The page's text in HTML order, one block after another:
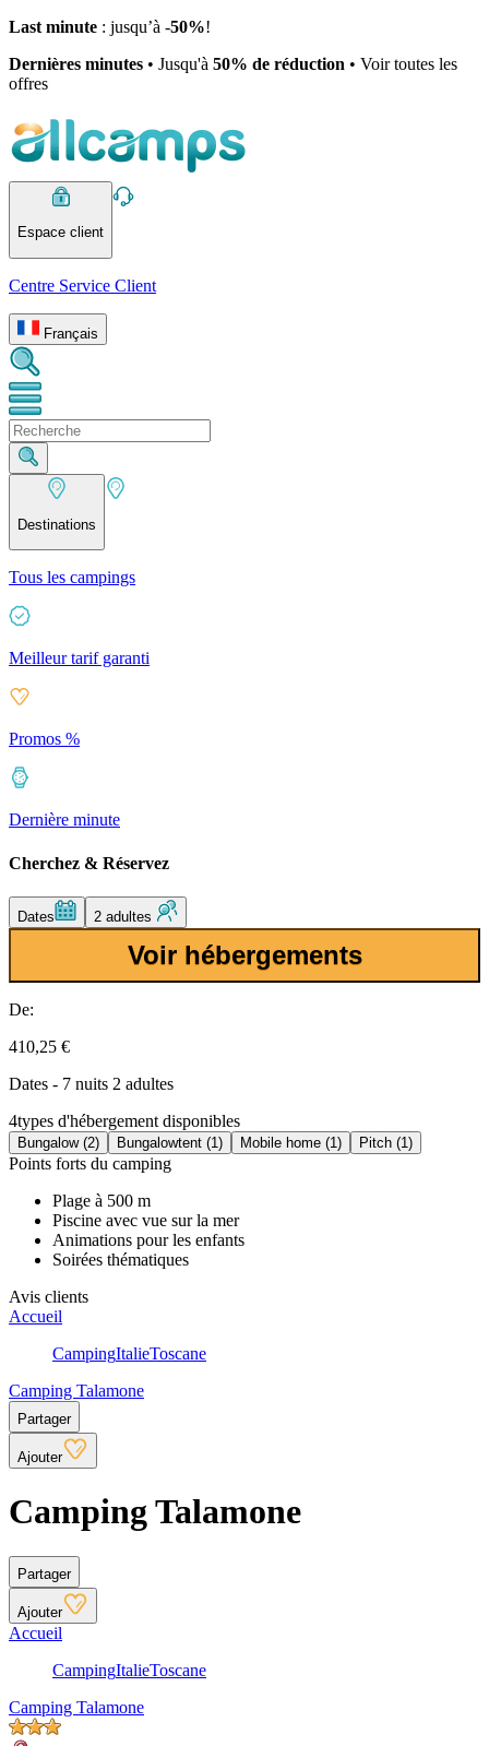
Last minute : jusqu’à -50%!
Dernières minutes • Jusqu'à 50% de réduction • Voir toutes les
offres
Espace client
Centre Service Client
Français
Destinations
Tous les campings
Meilleur tarif garanti
Promos %
Dernière minute
Cherchez & Réservez
Dates 2 adultes
Voir hébergements
De:
410,25 €
Dates - 7 nuits 2 adultes
4types d'hébergement disponibles
Bungalow (2) Bungalowtent (1) Mobile home (1) Pitch (1)
Points forts du camping
Plage à 500 m
Piscine avec vue sur la mer
Animations pour les enfants
Soirées thématiques
Avis clients
Accueil
CampingItalieToscane
Camping Talamone
Partager
Ajouter
Camping Talamone
Partager
Ajouter
Accueil
CampingItalieToscane
Camping Talamone